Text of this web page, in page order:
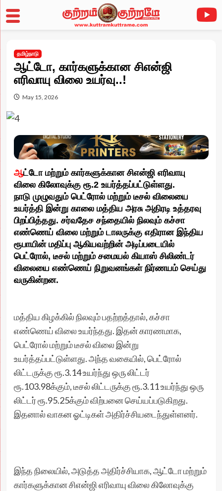
to
content
தமிழ்நாடு
ஆட்டோ, கார்களுக்கான சிஎன்ஜி
எரிவாயு விலை உயர்வு..!
May 15, 2026
ஆட்டோ மற்றும் கார்களுக்கான சிஎன்ஜி எரிவாயு
விலை கிலோவுக்கு ரூ.2 உயர்த்தப்பட்டுள்ளது.
நாடு முழுவதும் பெட்ரோல் மற்றும் டீசல் விலையை
உயர்த்தி இன்று காலை மத்திய அரசு அதிரடி உத்தரவு
பிறப்பித்தது. சர்வதேச சந்தையில் நிலவும் கச்சா
எண்ணெய் விலை மற்றும் டாலருக்கு எதிரான இந்திய
ரூபாயின் மதிப்பு ஆகியவற்றின் அடிப்படையில்
பெட்ரோல், டீசல் மற்றும் சமையல் கியாஸ் சிலிண்டர்
விலையை எண்ணெய் நிறுவனங்கள் நிர்ணயம் செய்து
வருகின்றன.
மத்திய கிழக்கில் நிலவும் பதற்றத்தால், கச்சா
எண்ணெய் விலை உயர்ந்தது. இதன் காரணமாக,
பெட்ரோல் மற்றும் டீசல் விலை இன்று
உயர்த்தப்பட்டுள்ளது. அந்த வகையில், பெட்ரோல்
லிட்டருக்கு ரூ.3.14 உயர்ந்து ஒரு லிட்டர்
ரூ.103.98க்கும், டீசல் லிட்டருக்கு ரூ.3.11 உயர்ந்து ஒரு
லிட்டர் ரூ.95.25க்கும் விற்பனை செய்யப்படுகிறது.
இதனால் வாகன ஓட்டிகள் அதிர்ச்சியடைந்துள்ளனர்.
இந்த நிலையில், அடுத்த அதிர்ச்சியாக, ஆட்டோ மற்றும்
கார்களுக்கான சிஎன்ஜி எரிவாயு விலை கிலோவுக்கு